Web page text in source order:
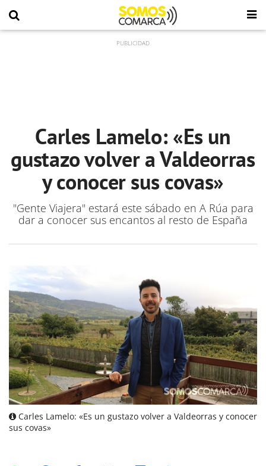
Carles Lamelo: «Es un
gustazo volver a Valdeorras
y conocer sus covas»
"Gente Viajera" estará este sábado en A Rúa para
dar a conocer sus encantos al resto de España
Carles Lamelo: «Es un gustazo volver a Valdeorras y conocer
sus covas»